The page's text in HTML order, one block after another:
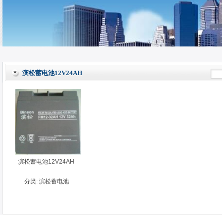
滨松蓄电池12V24AH
滨松蓄电池12V24AH
分类: 滨松蓄电池